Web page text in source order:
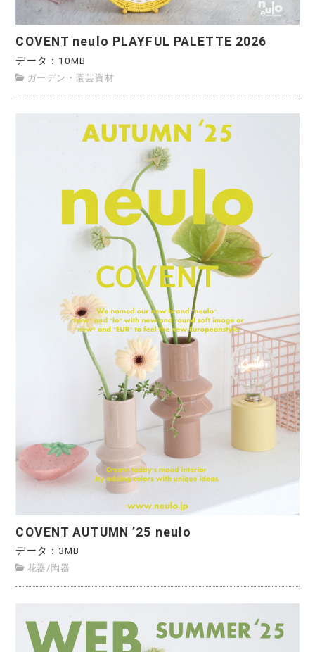
COVENT neulo PLAYFUL PALETTE 2026
データ：10MB
ガーデン・園芸資材
COVENT AUTUMN ’25 neulo
データ：3MB
花器/ 陶器